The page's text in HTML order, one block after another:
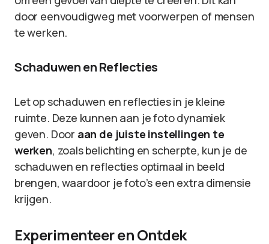
door eenvoudigweg met voorwerpen of mensen
te werken.
Schaduwen en Reflecties
Let op schaduwen en reflecties in je kleine
ruimte. Deze kunnen aan je foto dynamiek
geven. Door aan de juiste instellingen te
werken, zoals belichting en scherpte, kun je de
schaduwen en reflecties optimaal in beeld
brengen, waardoor je foto’s een extra dimensie
krijgen.
Experimenteer en Ontdek